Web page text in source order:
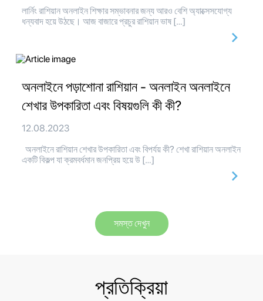
লার্নিং রাশিয়ান অনলাইন শিক্ষার সম্ভাবনার জন্য আরও বেশি অ্যাক্সেসযোগ্য
ধন্যবাদ হয়ে উঠছে। আজ বাজারে প্রচুর রাশিয়ান ভাষ […]
অনলাইনে পড়াশোনা রাশিয়ান - অনলাইন অনলাইনে
শেখার উপকারিতা এবং বিষয়গুলি কী কী?
12.08.2023
অনলাইনে রাশিয়ান শেখার উপকারিতা এবং বিপর্যয় কী? শেখা রাশিয়ান অনলাইন
একটি বিকল্প যা ক্রমবর্ধমান জনপ্রিয় হয়ে উ […]
সমস্ত দেখুন
প্রতিক্রিয়া